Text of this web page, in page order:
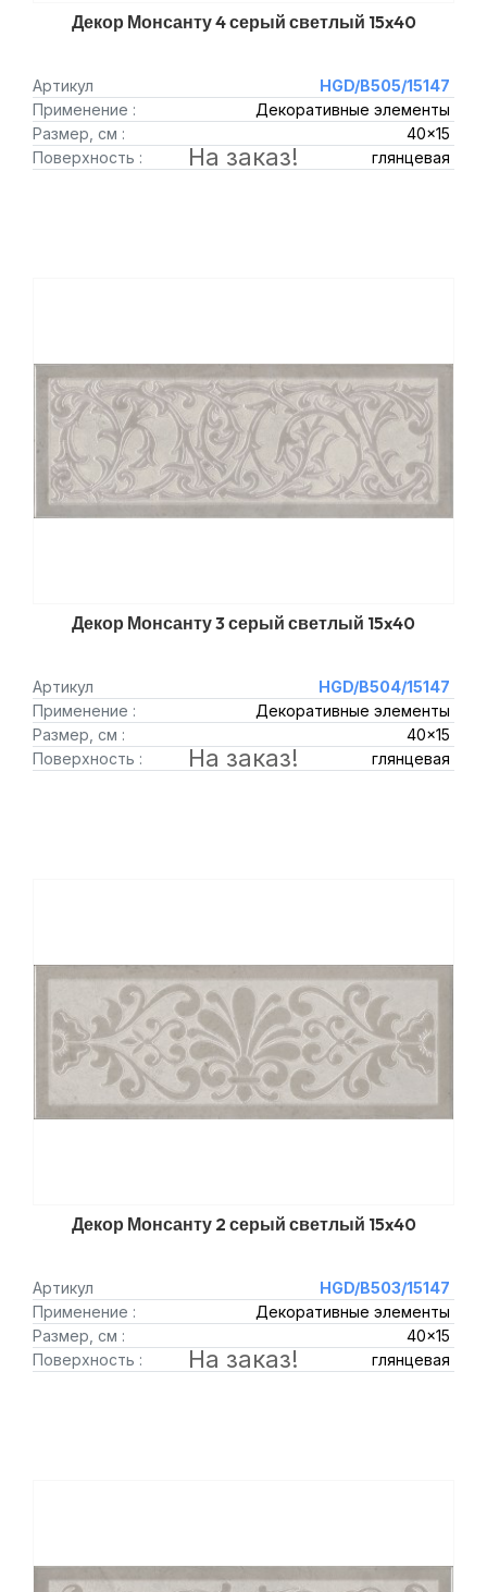
Декор Монсанту 4 серый светлый 15x40
Артикул
HGD/B505/15147
Применение :
Декоративные элементы
Размер, см :
40x15
Поверхность :
глянцевая
На заказ!
Декор Монсанту 3 серый светлый 15x40
Артикул
HGD/B504/15147
Применение :
Декоративные элементы
Размер, см :
40x15
Поверхность :
глянцевая
На заказ!
Декор Монсанту 2 серый светлый 15x40
Артикул
HGD/B503/15147
Применение :
Декоративные элементы
Размер, см :
40x15
Поверхность :
глянцевая
На заказ!